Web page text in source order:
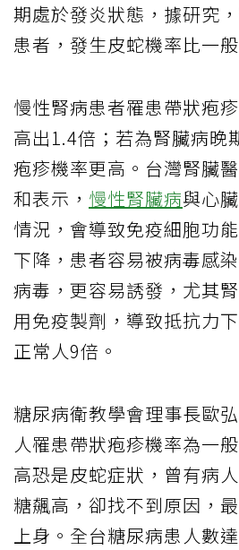
期處於發炎狀態，據研究
患者，發生皮蛇機率比一
慢性腎病患者罹患帶狀疱
高出1.4倍；若為腎臟病晚
疱疹機率更高。台灣腎臟
和表示， 慢性腎臟病與心
情況，會導致免疫細胞功
下降，患者容易被病毒感
病毒，更容易誘發，尤其
用免疫製劑，導致抵抗力
正常人9倍。
糖尿病衛教學會理事長歐
人罹患帶狀疱疹機率為一
高恐是皮蛇症狀，曾有病
糖飆高，卻找不到原因，
上身。全台糖尿病患人數